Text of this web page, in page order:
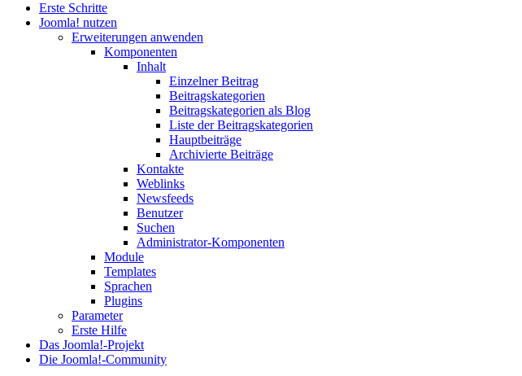
Erste Schritte
Joomla! nutzen
Erweiterungen anwenden
Komponenten
Inhalt
Einzelner Beitrag
Beitragskategorien
Beitragskategorien als Blog
Liste der Beitragskategorien
Hauptbeiträge
Archivierte Beiträge
Kontakte
Weblinks
Newsfeeds
Benutzer
Suchen
Administrator-Komponenten
Module
Templates
Sprachen
Plugins
Parameter
Erste Hilfe
Das Joomla!-Projekt
Die Joomla!-Community